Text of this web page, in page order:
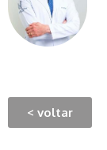
< voltar